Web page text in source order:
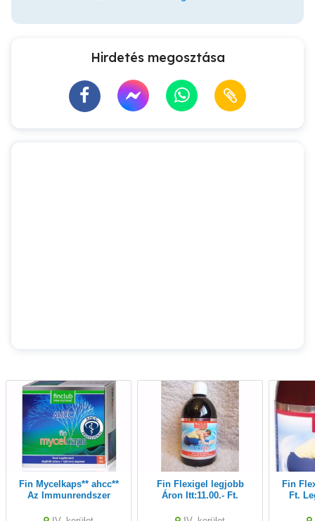
Hirdetés megosztása
Fin Mycelkaps** ahcc**
Az Immunrendszer
Fin Flexigel legjobb
Áron Itt:11.00.- Ft.
Fin Flexigel Ár:11.000.-